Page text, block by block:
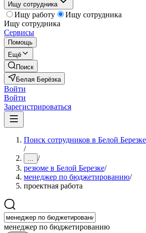
Ищу сотрудника
Ищу работу
Ищу сотрудника
Ищу сотрудника
Сервисы
Помощь
Ещё
Поиск
Белая Берёзка
Войти
Войти
Зарегистрироваться
Поиск сотрудников в Белой Березке
/
... /
резюме в Белой Березке/
менеджер по бюджетированию/
проектная работа
менеджер по бюджетированию